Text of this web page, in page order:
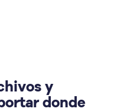
y
donde